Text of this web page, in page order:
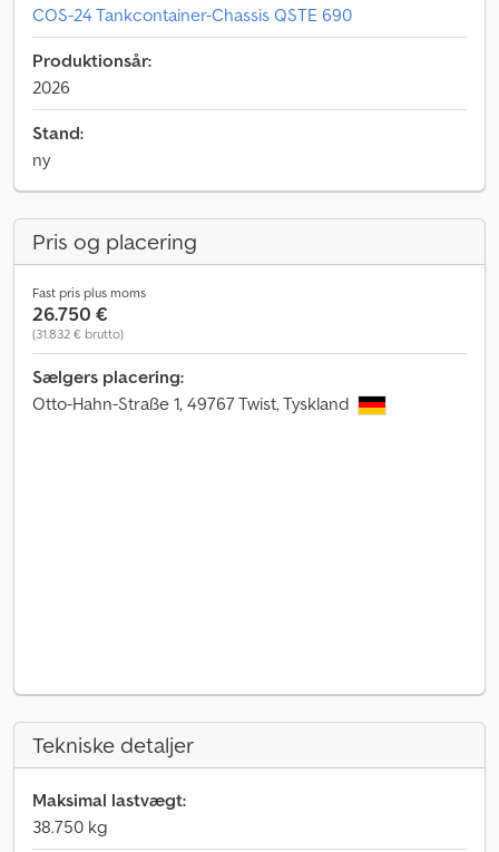
COS-24 Tankcontainer-Chassis QSTE 690
Produktionsår:
2026
Stand:
ny
Pris og placering
Fast pris plus moms
26.750 €
(31.832 € brutto)
Sælgers placering:
Otto-Hahn-Straße 1, 49767 Twist, Tyskland
Tekniske detaljer
Maksimal lastvægt:
38.750 kg